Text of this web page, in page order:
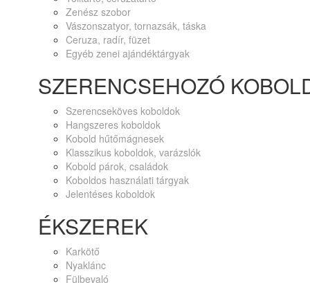
Zenész szobor
Vászonszatyor, tornazsák, táska
Ceruza, radír, füzet
Egyéb zenei ajándéktárgyak
SZERENCSEHOZÓ
Szerencseköves koboldok
Hangszeres koboldok
Kobold hűtőmágnesek
Klasszikus koboldok, varázslók
Kobold párok, családok
Koboldos használati tárgyak
Jelentéses koboldok
ÉKSZEREK
Karkötő
Nyaklánc
Fülbevaló